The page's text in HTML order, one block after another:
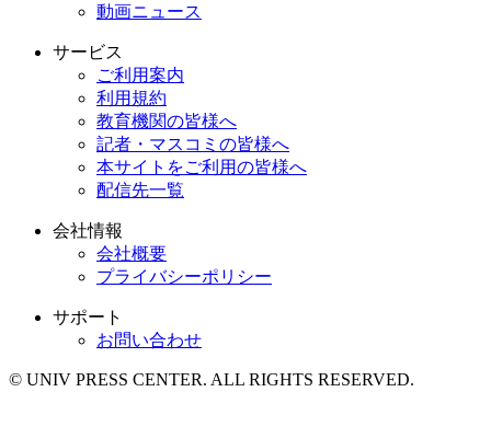
動画ニュース
サービス
ご利用案内
利用規約
教育機関の皆様へ
記者・マスコミの皆様へ
本サイトをご利用の皆様へ
配信先一覧
会社情報
会社概要
プライバシーポリシー
サポート
お問い合わせ
© UNIV PRESS CENTER. ALL RIGHTS RESERVED.